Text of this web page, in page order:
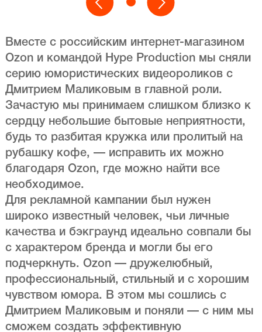
Вместе с российским интернет-магазином
Ozon и командой Hype Production мы сняли
серию юмористических видеороликов с
Дмитрием Маликовым в главной роли.
Зачастую мы принимаем слишком близко к
сердцу небольшие бытовые неприятности,
будь то разбитая кружка или пролитый на
рубашку кофе, — исправить их можно
благодаря Ozon, где можно найти все
необходимое.
Для рекламной кампании был нужен
широко известный человек, чьи личные
качества и бэкграунд идеально совпали бы
с характером бренда и могли бы его
подчеркнуть. Ozon — дружелюбный,
профессиональный, стильный и с хорошим
чувством юмора. В этом мы сошлись с
Дмитрием Маликовым и поняли — с ним мы
сможем создать эффективную